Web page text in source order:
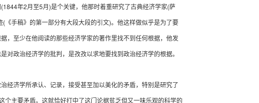
(1844年2月至5月 )是个关键，他那时着重研究了古典经济学家(萨
(《手稿》的第一部分有大段大段的引文)。他这样做似乎是为了要
，至少在他阅读的那些经济学家的著作里找不到任何根据，他发
政治经济学的批判，是孜孜以求地要找到政治经济学的根据。
济学所承认、记录，接受甚至加以美化的矛盾，特别是研究了
个主要矛盾。这就恰好打中了这门论据贫乏但又一味乐观的科学的